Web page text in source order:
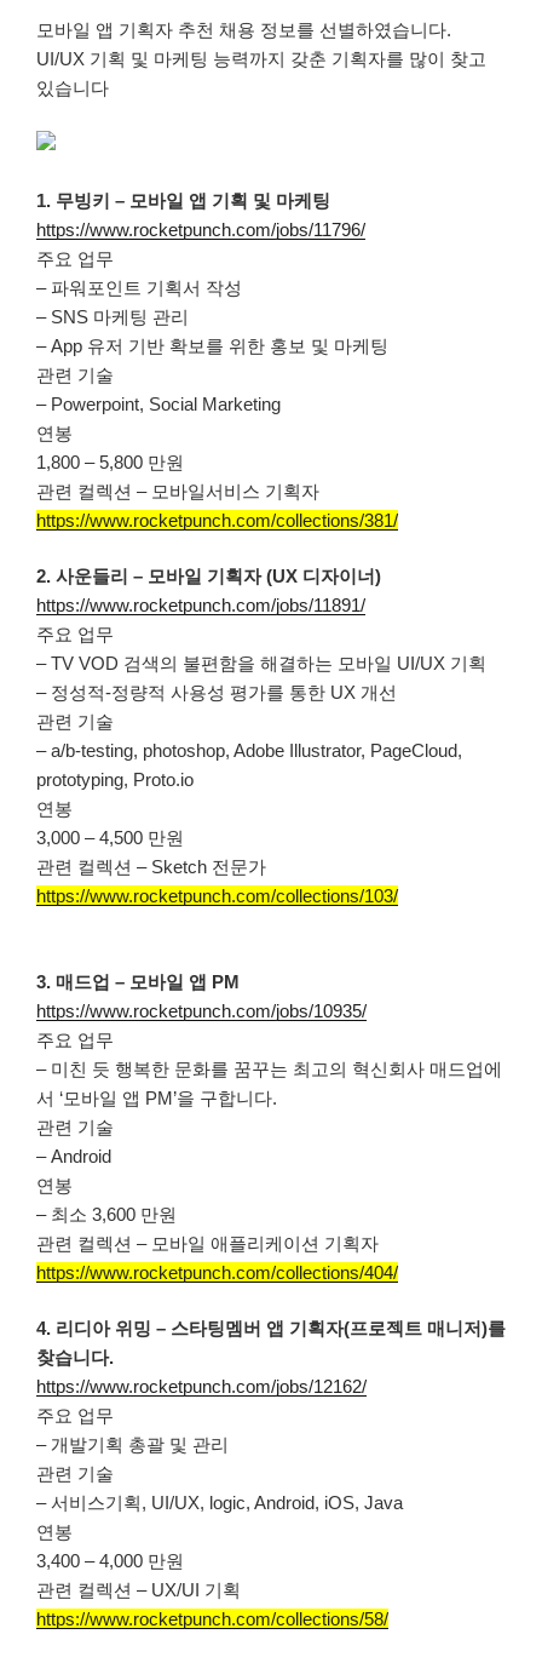
모바일 앱 기획자 추천 채용 정보를 선별하였습니다.
UI/UX 기획 및 마케팅 능력까지 갖춘 기획자를 많이 찾고
있습니다
1. 무빙키 – 모바일 앱 기획 및 마케팅
https://www.rocketpunch.com/jobs/11796/
주요 업무
– 파워포인트 기획서 작성
– SNS 마케팅 관리
– App 유저 기반 확보를 위한 홍보 및 마케팅
관련 기술
– Powerpoint, Social Marketing
연봉
1,800 – 5,800 만원
관련 컬렉션 – 모바일서비스 기획자
https://www.rocketpunch.com/collections/381/
2. 사운들리 – 모바일 기획자 (UX 디자이너)
https://www.rocketpunch.com/jobs/11891/
주요 업무
– TV VOD 검색의 불편함을 해결하는 모바일 UI/UX 기획
– 정성적-정량적 사용성 평가를 통한 UX 개선
관련 기술
– a/b-testing, photoshop, Adobe Illustrator, PageCloud,
prototyping, Proto.io
연봉
3,000 – 4,500 만원
관련 컬렉션 – Sketch 전문가
https://www.rocketpunch.com/collections/103/
3. 매드업 – 모바일 앱 PM
https://www.rocketpunch.com/jobs/10935/
주요 업무
– 미친 듯 행복한 문화를 꿈꾸는 최고의 혁신회사 매드업에
서 ‘모바일 앱 PM’을 구합니다.
관련 기술
– Android
연봉
– 최소 3,600 만원
관련 컬렉션 – 모바일 애플리케이션 기획자
https://www.rocketpunch.com/collections/404/
4. 리디아 위밍 – 스타팅멤버 앱 기획자(프로젝트 매니저)를
찾습니다.
https://www.rocketpunch.com/jobs/12162/
주요 업무
– 개발기획 총괄 및 관리
관련 기술
– 서비스기획, UI/UX, logic, Android, iOS, Java
연봉
3,400 – 4,000 만원
관련 컬렉션 – UX/UI 기획
https://www.rocketpunch.com/collections/58/